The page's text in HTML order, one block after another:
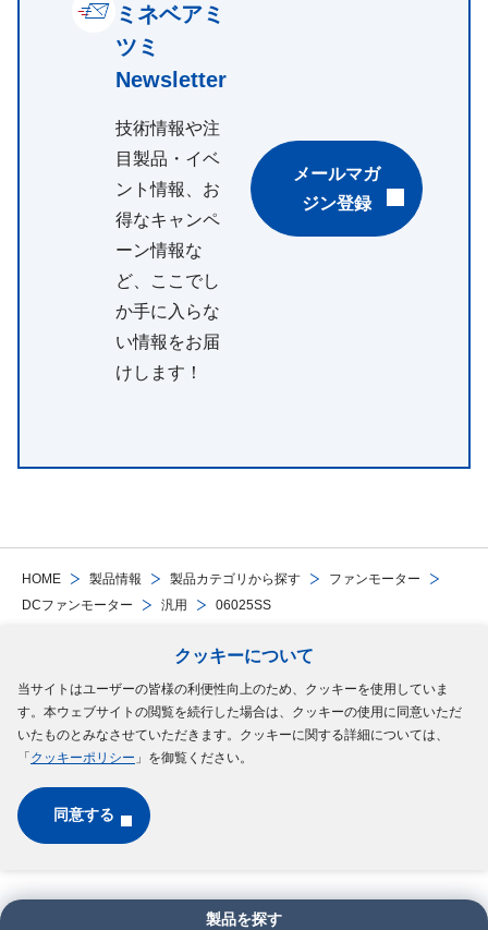
クッキーについて
当サイトはユーザーの皆様の利便性向上のため、クッキーを使用していま
す。本ウェブサイトの閲覧を続行した場合は、クッキーの使用に同意いただ
いたものとみなさせていただきます。クッキーに関する詳細については、
「 クッキーポリシー 」を御覧ください。
同意する
HOME 製品情報 製品カテゴリから探す
ファンモーター
DCファンモーター
汎用 06025SS
製品を探す
ミネベアミ
ツミ
Newsletter
技術情報や注
目製品・イベ
ント情報、お
得なキャンペ
ーン情報な
ど、ここでし
か手に入らな
い情報をお届
けします！
メールマガ
ジン登録
サイトマップご利用規約個人情報の保護についてクッキーポリシー
ソーシャルメディアポリシー
Copyright © MinebeaMitsumi Inc. All rights reserved.​